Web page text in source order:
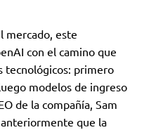
mercado, este
con el camino que
tecnológicos: primero
modelos de ingreso
de la compañía, Sam
que la